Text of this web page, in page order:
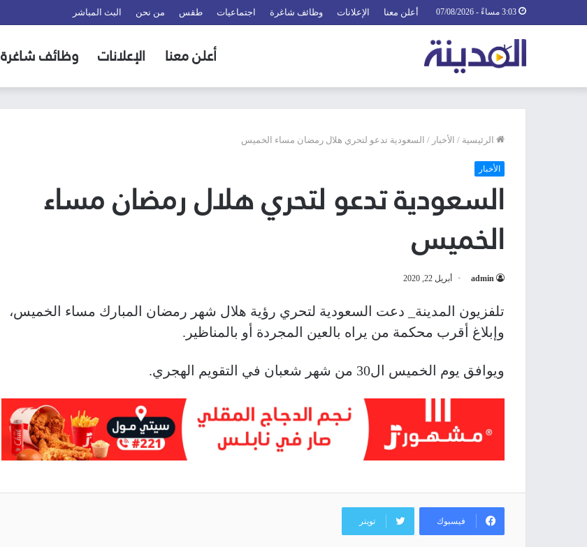
أعلن معنا الإعلانات وظائف شاغرة اجتماعيات طقس من نحن البث المباشر
أعلن معنا الإعلانات وظائف شاغرة
الرئيسية / الأخبار / السعودية تدعو لتحري هلال رمضان مساء الخميس
الأخبار
السعودية تدعو لتحري هلال رمضان مساء
الخميس
admin أبريل 22, 2020
تلفزيون المدينة_ دعت السعودية لتحري رؤية هلال شهر رمضان المبارك مساء الخميس،
وإبلاغ أقرب محكمة من يراه بالعين المجردة أو بالمناظير.
ويوافق يوم الخميس ال30 من شهر شعبان في التقويم الهجري.
فيسبوك تويتر